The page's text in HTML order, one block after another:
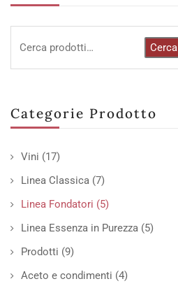
Cerca
Categorie Prodotto
Vini (17)
Linea Classica (7)
Linea Fondatori (5)
Linea Essenza in Purezza (5)
Prodotti (9)
Aceto e condimenti (4)